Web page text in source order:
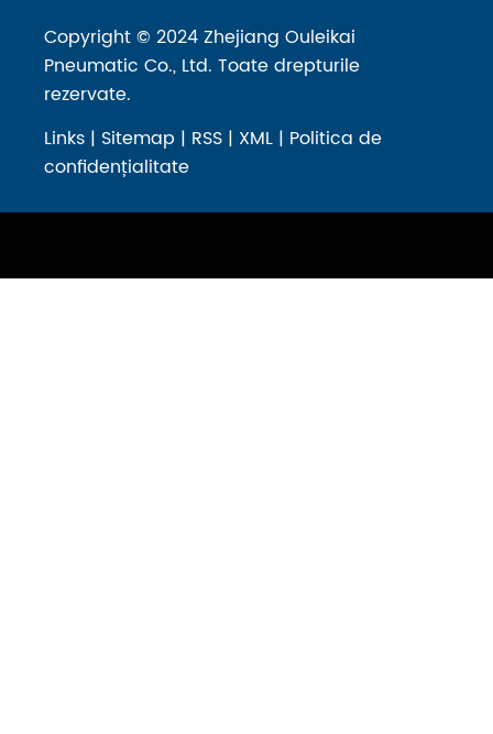
Copyright © 2024 Zhejiang Ouleikai
Pneumatic Co., Ltd. Toate drepturile
rezervate.
Links | Sitemap | RSS | XML | Politica de
confidențialitate